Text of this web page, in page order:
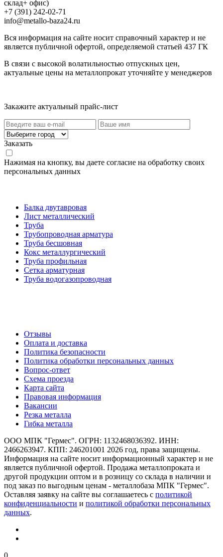
склад+ офис)
+7 (391) 242-02-71
info@metallo-baza24.ru
Вся информация на сайте носит справочный характер и не
является публичной офертой, определяемой статьей 437 ГК
В связи с высокой волатильностью отпускных цен,
актуальные цены на металлопрокат уточняйте у менеджеров
Закажите актуальный прайс-лист
Заказать
Нажимая на кнопку, вы даете согласие на обработку своих
персональных данных
Балка двутавровая
Лист металлический
Труба
Трубопроводная арматура
Труба бесшовная
Кокс металлургический
Труба профильная
Cетка арматурная
Труба водогазопроводная
Отзывы
Оплата и доставка
Политика безопасности
Политика обработки персональных данных
Вопрос-ответ
Схема проезда
Карта сайта
Правовая информация
Вакансии
Резка металла
Гибка металла
ООО МПК "Гермес". ОГРН: 1132468036392. ИНН:
2466263947. КПП: 246201001 2026 год, права защищены.
Информация на сайте носит информационный характер и не
является публичной офертой. Продажа металлопроката и
другой продукции оптом и в розницу со склада в наличии и
под заказ по выгодным ценам - металлобаза МПК "Гермес".
Оставляя заявку на сайте вы соглашаетесь с политикой
конфиденциальности и политикой обработки персональных
данных.
0